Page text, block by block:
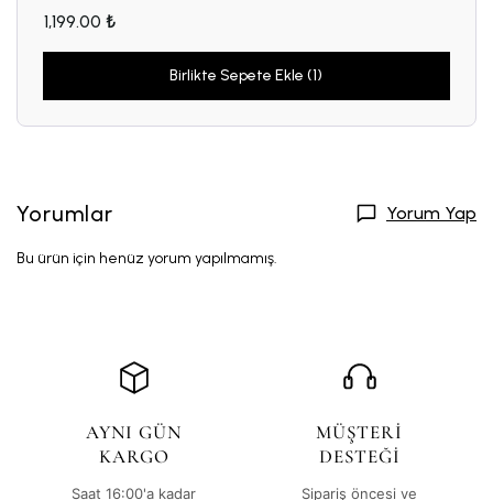
1,199.00 ₺
Birlikte Sepete Ekle (1)
Yorumlar Yorum Yap
Bu ürün için henüz yorum yapılmamış.
AYNI GÜN
KARGO
Saat 16:00'a kadar
MÜŞTERİ
DESTEĞİ
Sipariş öncesi ve